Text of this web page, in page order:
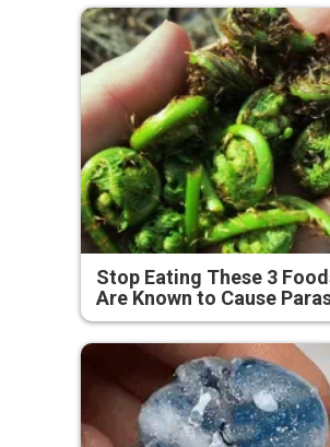
Stop Eating These 3
Are Known to Cause